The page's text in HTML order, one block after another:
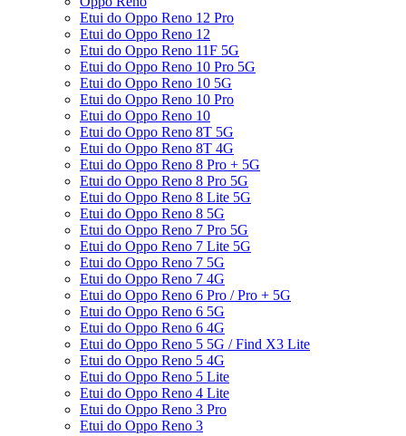
Etui do Oppo Reno 12 Pro
Etui do Oppo Reno 12
Etui do Oppo Reno 11F 5G
Etui do Oppo Reno 10 Pro 5G
Etui do Oppo Reno 10 5G
Etui do Oppo Reno 10 Pro
Etui do Oppo Reno 10
Etui do Oppo Reno 8T 5G
Etui do Oppo Reno 8T 4G
Etui do Oppo Reno 8 Pro + 5G
Etui do Oppo Reno 8 Pro 5G
Etui do Oppo Reno 8 Lite 5G
Etui do Oppo Reno 8 5G
Etui do Oppo Reno 7 Pro 5G
Etui do Oppo Reno 7 Lite 5G
Etui do Oppo Reno 7 5G
Etui do Oppo Reno 7 4G
Etui do Oppo Reno 6 Pro / Pro + 5G
Etui do Oppo Reno 6 5G
Etui do Oppo Reno 6 4G
Etui do Oppo Reno 5 5G / Find X3 Lite
Etui do Oppo Reno 5 4G
Etui do Oppo Reno 5 Lite
Etui do Oppo Reno 4 Lite
Etui do Oppo Reno 3 Pro
Etui do Oppo Reno 3